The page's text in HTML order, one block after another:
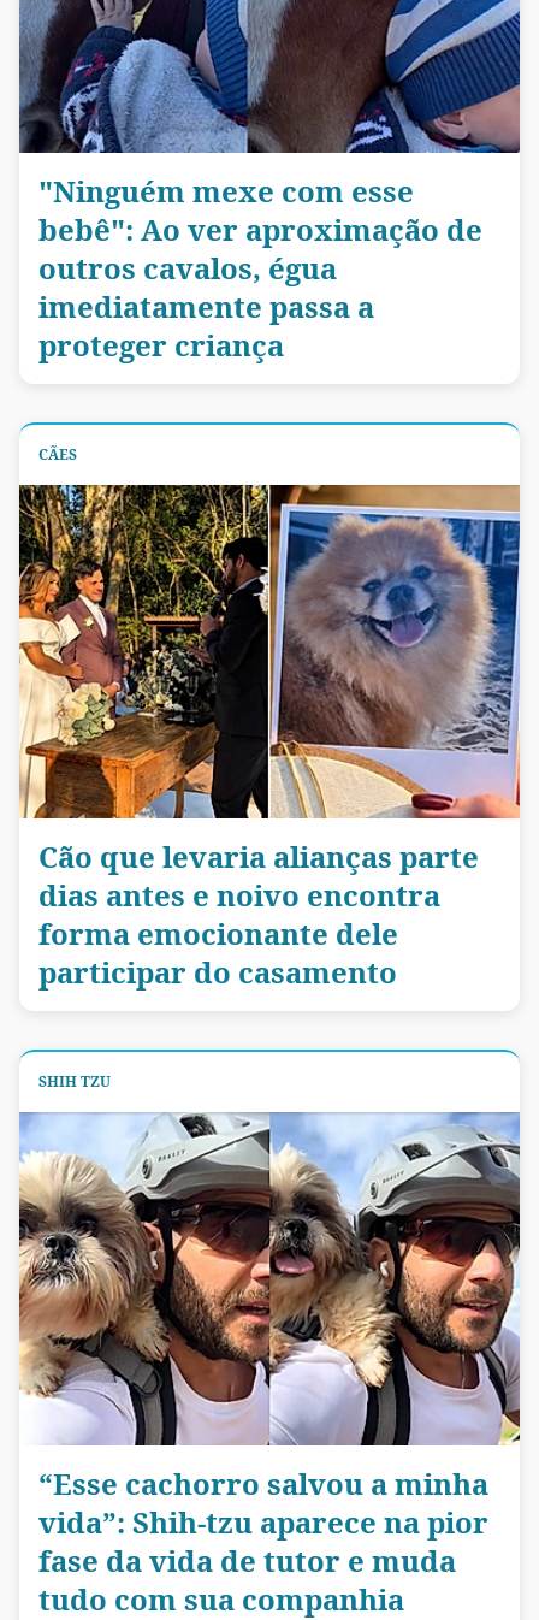
"Ninguém mexe com esse
bebê": Ao ver aproximação de
outros cavalos, égua
imediatamente passa a
proteger criança
CÃES
Cão que levaria alianças parte
dias antes e noivo encontra
forma emocionante dele
participar do casamento
SHIH TZU
“Esse cachorro salvou a minha
vida”: Shih-tzu aparece na pior
fase da vida de tutor e muda
tudo com sua companhia